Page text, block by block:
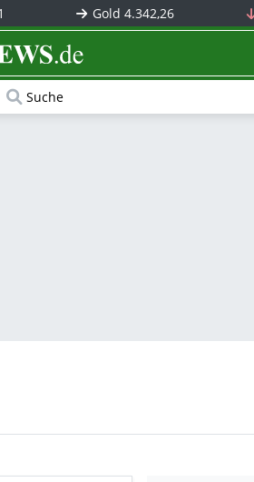
Gold4.342,26
Suche